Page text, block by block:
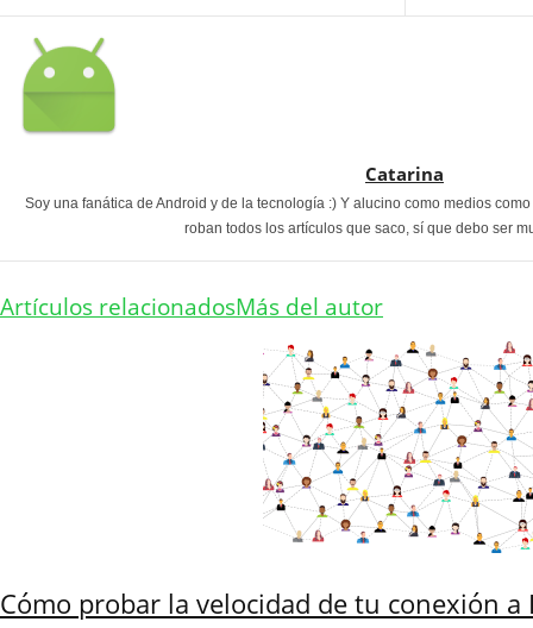
Catarina
Soy una fanática de Android y de la tecnología :) Y alucino como medios
roban todos los artículos que saco, sí que debo ser
Artículos relacionadosMás del autor
Cómo probar la velocidad de tu conexión